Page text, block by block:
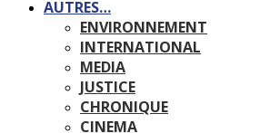
AUTRES…
ENVIRONNEMENT
INTERNATIONAL
MEDIA
JUSTICE
CHRONIQUE
CINEMA